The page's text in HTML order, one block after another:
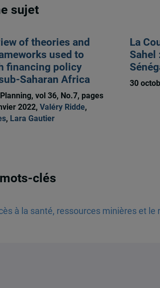
sujet
of theories and
used to
financing policy
Saharan Africa
vol 36, No.7, pages
2022, Valéry Ridde,
, Lara Gautier
La
Sahel
30
clés
à la santé, ressources minières et